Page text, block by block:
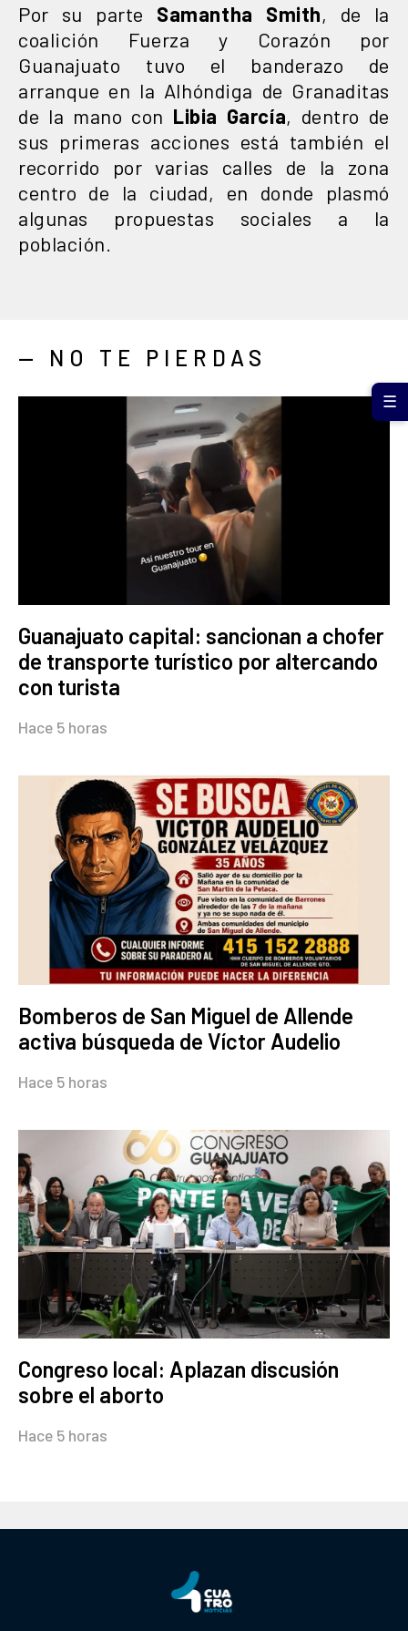
Por su parte Samantha Smith, de la
coalición Fuerza y Corazón por
Guanajuato tuvo el banderazo de
arranque en la Alhóndiga de Granaditas
de la mano con Libia García, dentro de
sus primeras acciones está también el
recorrido por varias calles de la zona
centro de la ciudad, en donde plasmó
algunas propuestas sociales a la
población.
— NO TE PIERDAS
Guanajuato capital: sancionan a chofer
de transporte turístico por altercando
con turista
Hace 5 horas
Bomberos de San Miguel de Allende
activa búsqueda de Víctor Audelio
Hace 5 horas
Congreso local: Aplazan discusión
sobre el aborto
Hace 5 horas
☰